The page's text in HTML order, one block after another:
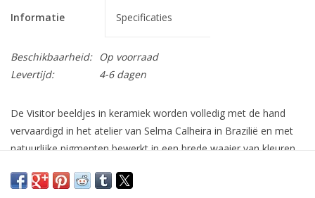
Informatie Specificaties
Beschikbaarheid:
Op voorraad
Levertijd:
4-6 dagen
De Visitor beeldjes in keramiek worden volledig met de hand
vervaardigd in het atelier van Selma Calheira in Brazilië en met
natuurlijke pigmenten bewerkt in een brede waaier van kleuren.
Deleu was echter in